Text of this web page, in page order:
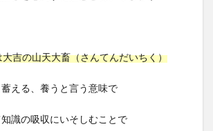
吉の山天大畜（さんてんだいちく）
蓄える、養うと言う意味で
識の吸収にいそしむことで